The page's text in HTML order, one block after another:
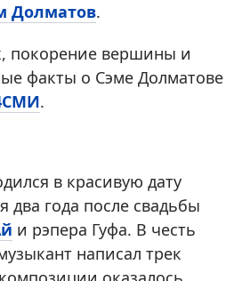
Долматов.
покорение вершины и
факты о Сэме Долматове
.
в красивую дату
два года после свадьбы
и рэпера Гуфа. В честь
написал трек